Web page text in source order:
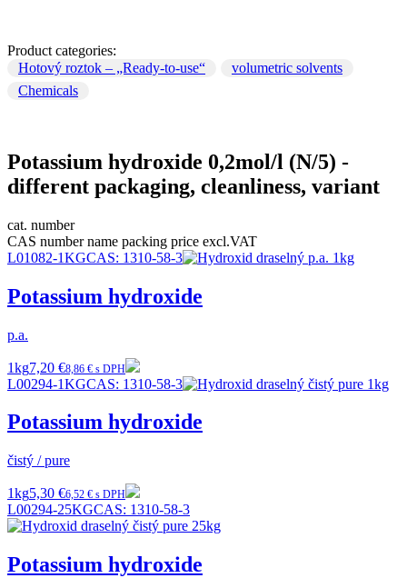
Product categories:
Hotový roztok – „Ready-to-use“
volumetric solvents
Chemicals
Potassium hydroxide 0,2mol/l (N/5) -
different packaging, cleanliness, variant
cat. number
CAS number name packing price excl.VAT
L01082-1KGCAS: 1310-58-3
Potassium hydroxide
p.a.
1kg7,20 €8,86 € s DPH
L00294-1KGCAS: 1310-58-3
Potassium hydroxide
čistý / pure
1kg5,30 €6,52 € s DPH
L00294-25KGCAS: 1310-58-3
Potassium hydroxide